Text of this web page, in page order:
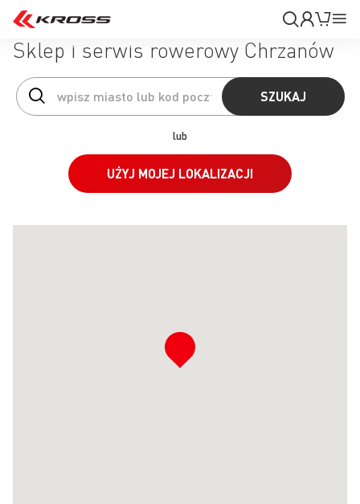
Mój
Moje
konto
Sklep i serwis rowerowy Chrzanów
SZUKAJ
lub
UŻYJ MOJEJ LOKALIZACJI